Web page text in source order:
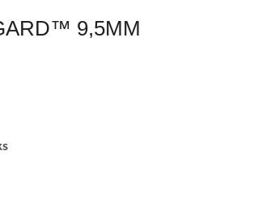
9,5MM